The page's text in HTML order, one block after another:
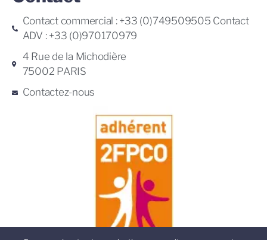
Contact commercial : +33 (0)749509505 Contact
ADV : +33 (0)970170979
4 Rue de la Michodière
75002 PARIS
Contactez-nous